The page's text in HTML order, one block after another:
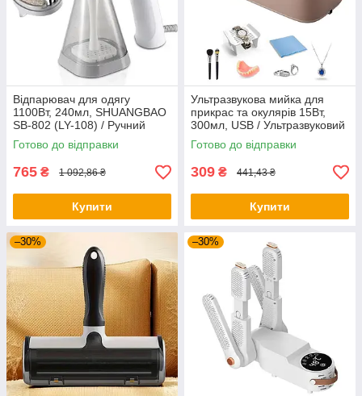
Відпарювач для одягу
1100Вт, 240мл, SHUANGBAO
SB-802 (LY-108) / Ручний
відпарювач / Відпарювач
Готово до відправки
765 ₴ 1 092,86 ₴
Купити
Ультразвукова мийка для
прикрас та окулярів 15Вт,
300мл, USB / Ультразвуковий
очищувач для прикрас /
Ультразвукова ванна
Готово до відправки
309 ₴ 441,43 ₴
Купити
–30% –30%